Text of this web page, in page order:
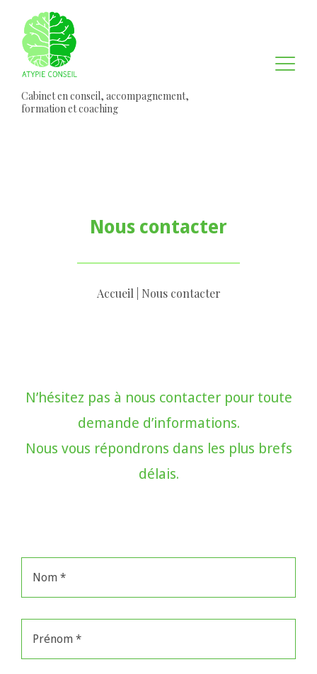
Cabinet en conseil, accompagnement,
formation et coaching
Nous contacter
Accueil Nous contacter
N’hésitez pas à nous contacter pour toute
demande d’informations.
Nous vous répondrons dans les plus brefs
délais.